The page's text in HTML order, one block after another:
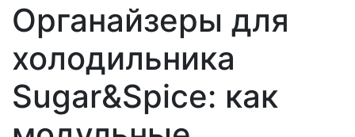
Органайзеры для
холодильника
Sugar&Spice: как